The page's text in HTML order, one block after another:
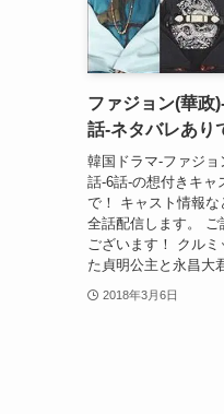
ファジョン(華政
話-ネタバレあり
韓国ドラマ-ファジ
話-6話-の想付きキャ
で！ キャスト情報
全話配信します。 ご
ございます！ クル
た貞明公主と永昌大
2018年3月6日